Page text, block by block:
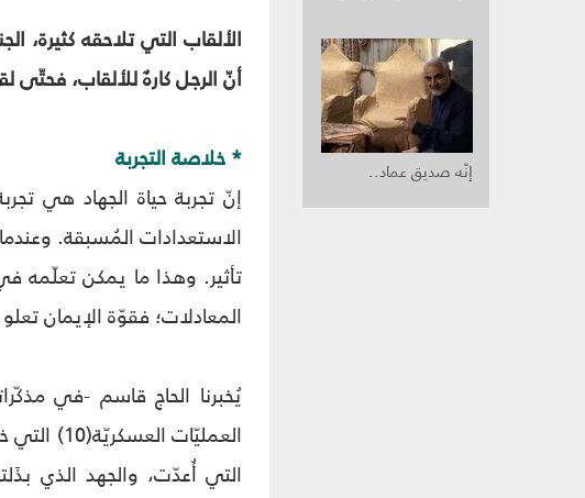
إنّه صديق عماد..
الألقاب التي تلاحقه كثيرة،
أنّ الرجل كارهٌ للألقاب، فحتّى
* خلاصة التجربة
الاستعدادات المُسبقة.
تأثير. وهذا ما يمكن تعلّمه
المعادلات؛ فقوّة الإيمان
يُخبرنا الحاج قاسم -في
التي أُعدّت، والجهد الذي